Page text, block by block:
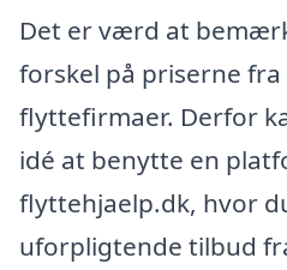
Det er værd at
forskel på priserne
flyttefirmaer. Derfor
idé at benytte en
flyttehjaelp.dk, hvor
uforpligtende tilbud